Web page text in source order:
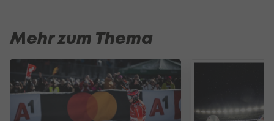
Mehr zum Thema